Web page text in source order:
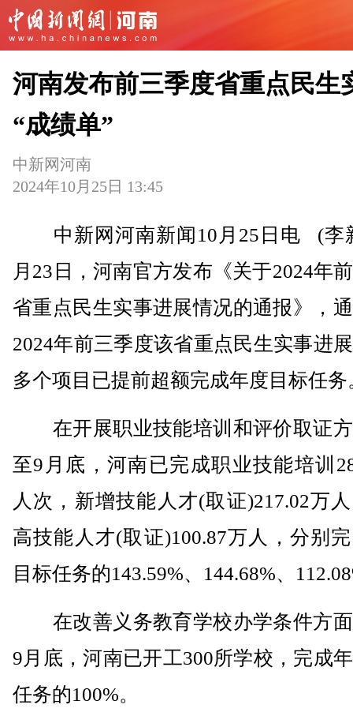
河南发布前三季度省重点民生
“成绩单”
中新网河南
2024年10月25日 13:45
中新网河南新闻10月25日电 (李
月23日，河南官方发布《关于2024年
省重点民生实事进展情况的通报》，
2024年前三季度该省重点民生实事进
多个项目已提前超额完成年度目标任务
在开展职业技能培训和评价取证
至9月底，河南已完成职业技能培训
人次，新增技能人才(取证)217.02万
高技能人才(取证)100.87万人，分别
目标任务的143.59%、144.68%、
在改善义务教育学校办学条件方
9月底，河南已开工300所学校，完成
任务的100%。